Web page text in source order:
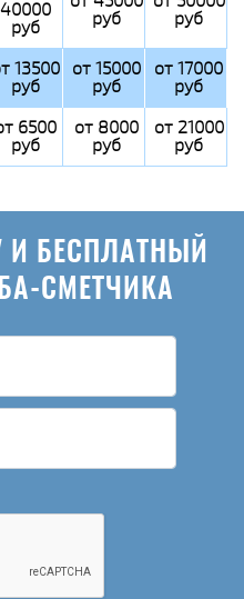
40000
руб руб руб
13500
руб
от 15000
руб
от 17000
руб
6500
руб
от 8000
руб
от 21000
руб
И БЕСПЛАТНЫЙ
СМЕТЧИКА